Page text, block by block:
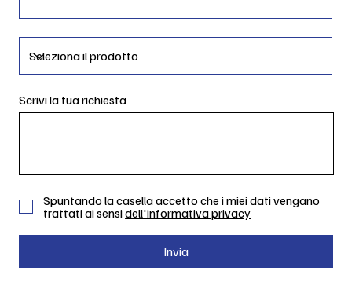
Scrivi la tua richiesta
Spuntando la casella accetto che i miei dati vengano
trattati ai sensidell'informativa privacy
Invia